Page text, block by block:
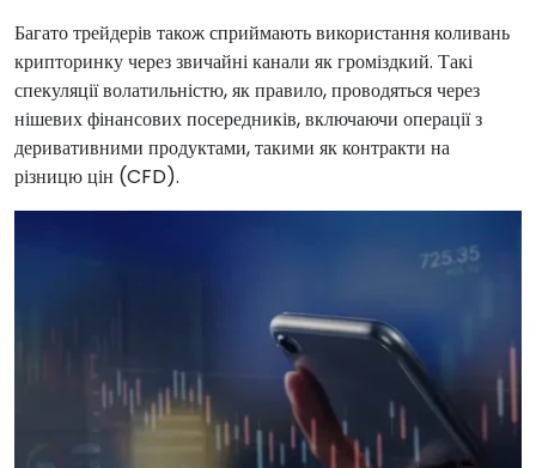
Багато трейдерів також сприймають використання коливань
крипторинку через звичайні канали як громіздкий. Такі
спекуляції волатильністю, як правило, проводяться через
нішевих фінансових посередників, включаючи операції з
деривативними продуктами, такими як контракти на
різницю цін (CFD).